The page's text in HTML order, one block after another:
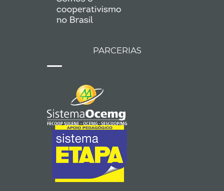
PARCERIAS